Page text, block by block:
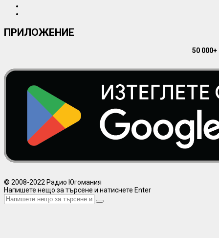
ПРИЛОЖЕНИЕ
50
© 2008-2022 Радио Югомания
Напишете нещо за търсене и натиснете Enter